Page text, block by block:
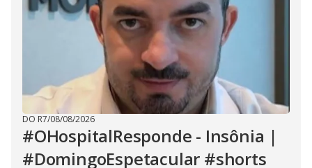
DO R7/08/08/2026
#OHospitalResponde - Insônia |
#DomingoEspetacular #shorts